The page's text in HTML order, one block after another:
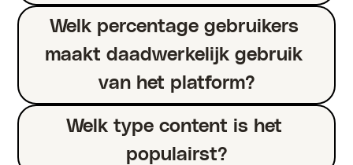
Welk percentage gebruikers
maakt daadwerkelijk gebruik
van het platform?
Welk type content is het
populairst?